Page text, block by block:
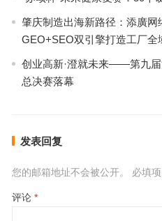
肇庆制造出海新路径：添廣网
GEO+SEO双引擎打造工厂全
创业高新·澄就未来——第九
总决赛落幕
发表回复
您的邮箱地址不会被公开。 必填
评论 *